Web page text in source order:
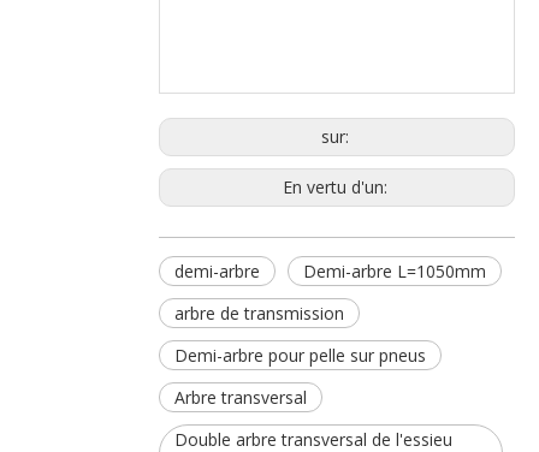
sur:
En vertu d'un:
demi-arbre
Demi-arbre L=1050mm
arbre de transmission
Demi-arbre pour pelle sur pneus
Arbre transversal
Double arbre transversal de l'essieu